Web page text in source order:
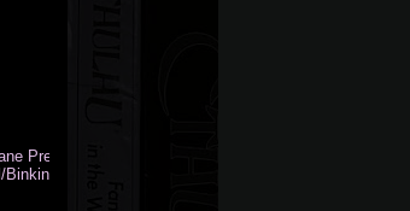
Press' FreeRPG 2018 (PDF)
Collection